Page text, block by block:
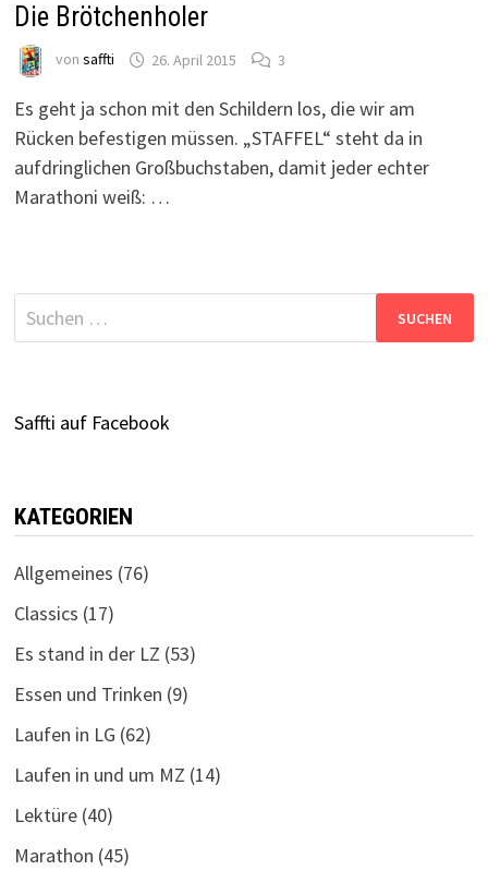
Die Brötchenholer
von saffti 26. April 2015 3
Es geht ja schon mit den Schildern los, die wir am
Rücken befestigen müssen. „STAFFEL“ steht da in
aufdringlichen Großbuchstaben, damit jeder echter
Marathoni weiß: …
Suchen
nach:
Saffti auf Facebook
KATEGORIEN
Allgemeines (76)
Classics (17)
Es stand in der LZ (53)
Essen und Trinken (9)
Laufen in LG (62)
Laufen in und um MZ (14)
Lektüre(40)
Marathon (45)